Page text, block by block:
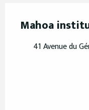
Mahoa
41 Avenue du